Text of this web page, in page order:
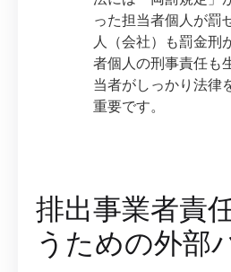
った担当者個人が罰
人（会社）も罰金刑
者個人の刑事責任も
当者がしっかり法律
重要です。
排出事業者責
うための外部